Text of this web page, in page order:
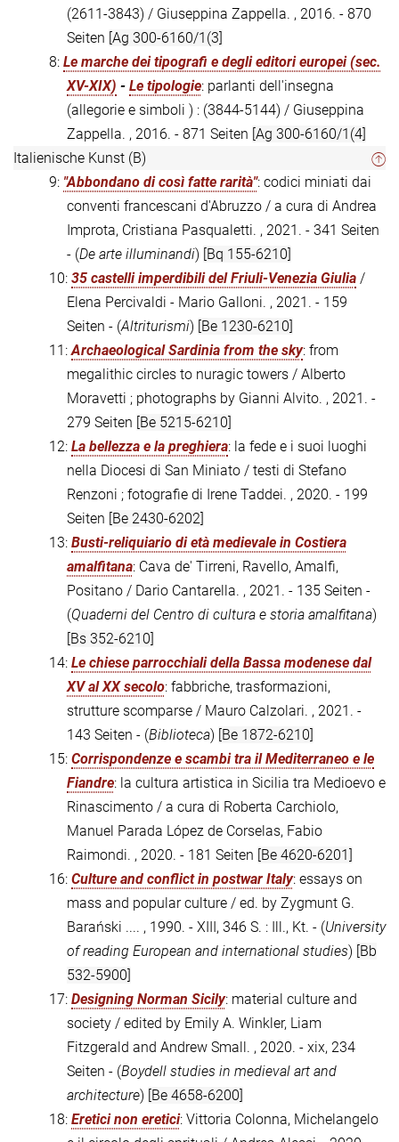
(2611-3843) / Giuseppina Zappella. , 2016. - 870
Seiten [Ag 300-6160/1(3]
8: Le marche dei tipografi e degli editori europei (sec.
XV-XIX) - Le tipologie: parlanti dell'insegna
(allegorie e simboli ) : (3844-5144) / Giuseppina
Zappella. , 2016. - 871 Seiten [Ag 300-6160/1(4]
Italienische Kunst (B)
9: "Abbondano di così fatte rarità": codici miniati dai
conventi francescani d'Abruzzo / a cura di Andrea
Improta, Cristiana Pasqualetti. , 2021. - 341 Seiten
- (De arte illuminandi) [Bq 155-6210]
10: 35 castelli imperdibili del Friuli-Venezia Giulia /
Elena Percivaldi - Mario Galloni. , 2021. - 159
Seiten - (Altriturismi) [Be 1230-6210]
11:Archaeological Sardinia from the sky: from
megalithic circles to nuragic towers / Alberto
Moravetti ; photographs by Gianni Alvito. , 2021. -
279 Seiten [Be 5215-6210]
12: La bellezza e la preghiera: la fede e i suoi luoghi
nella Diocesi di San Miniato / testi di Stefano
Renzoni ; fotografie di Irene Taddei. , 2020. - 199
Seiten [Be 2430-6202]
13: Busti-reliquiario di età medievale in Costiera
amalfitana: Cava de' Tirreni, Ravello, Amalfi,
Positano / Dario Cantarella. , 2021. - 135 Seiten -
(Quaderni del Centro di cultura e storia amalfitana)
[Bs 352-6210]
14: Le chiese parrocchiali della Bassa modenese dal
XV al XX secolo: fabbriche, trasformazioni,
strutture scomparse / Mauro Calzolari. , 2021. -
143 Seiten - (Biblioteca) [Be 1872-6210]
15: Corrispondenze e scambi tra il Mediterraneo e le
Fiandre: la cultura artistica in Sicilia tra Medioevo e
Rinascimento / a cura di Roberta Carchiolo,
Manuel Parada López de Corselas, Fabio
Raimondi. , 2020. - 181 Seiten [Be 4620-6201]
16: Culture and conflict in postwar Italy: essays on
mass and popular culture / ed. by Zygmunt G.
Barański .... , 1990. - XIII, 346 S. : Ill., Kt. - (University
of reading European and international studies) [Bb
532-5900]
17: Designing Norman Sicily: material culture and
society / edited by Emily A. Winkler, Liam
Fitzgerald and Andrew Small. , 2020. - xix, 234
Seiten - (Boydell studies in medieval art and
architecture) [Be 4658-6200]
18: Eretici non eretici: Vittoria Colonna, Michelangelo